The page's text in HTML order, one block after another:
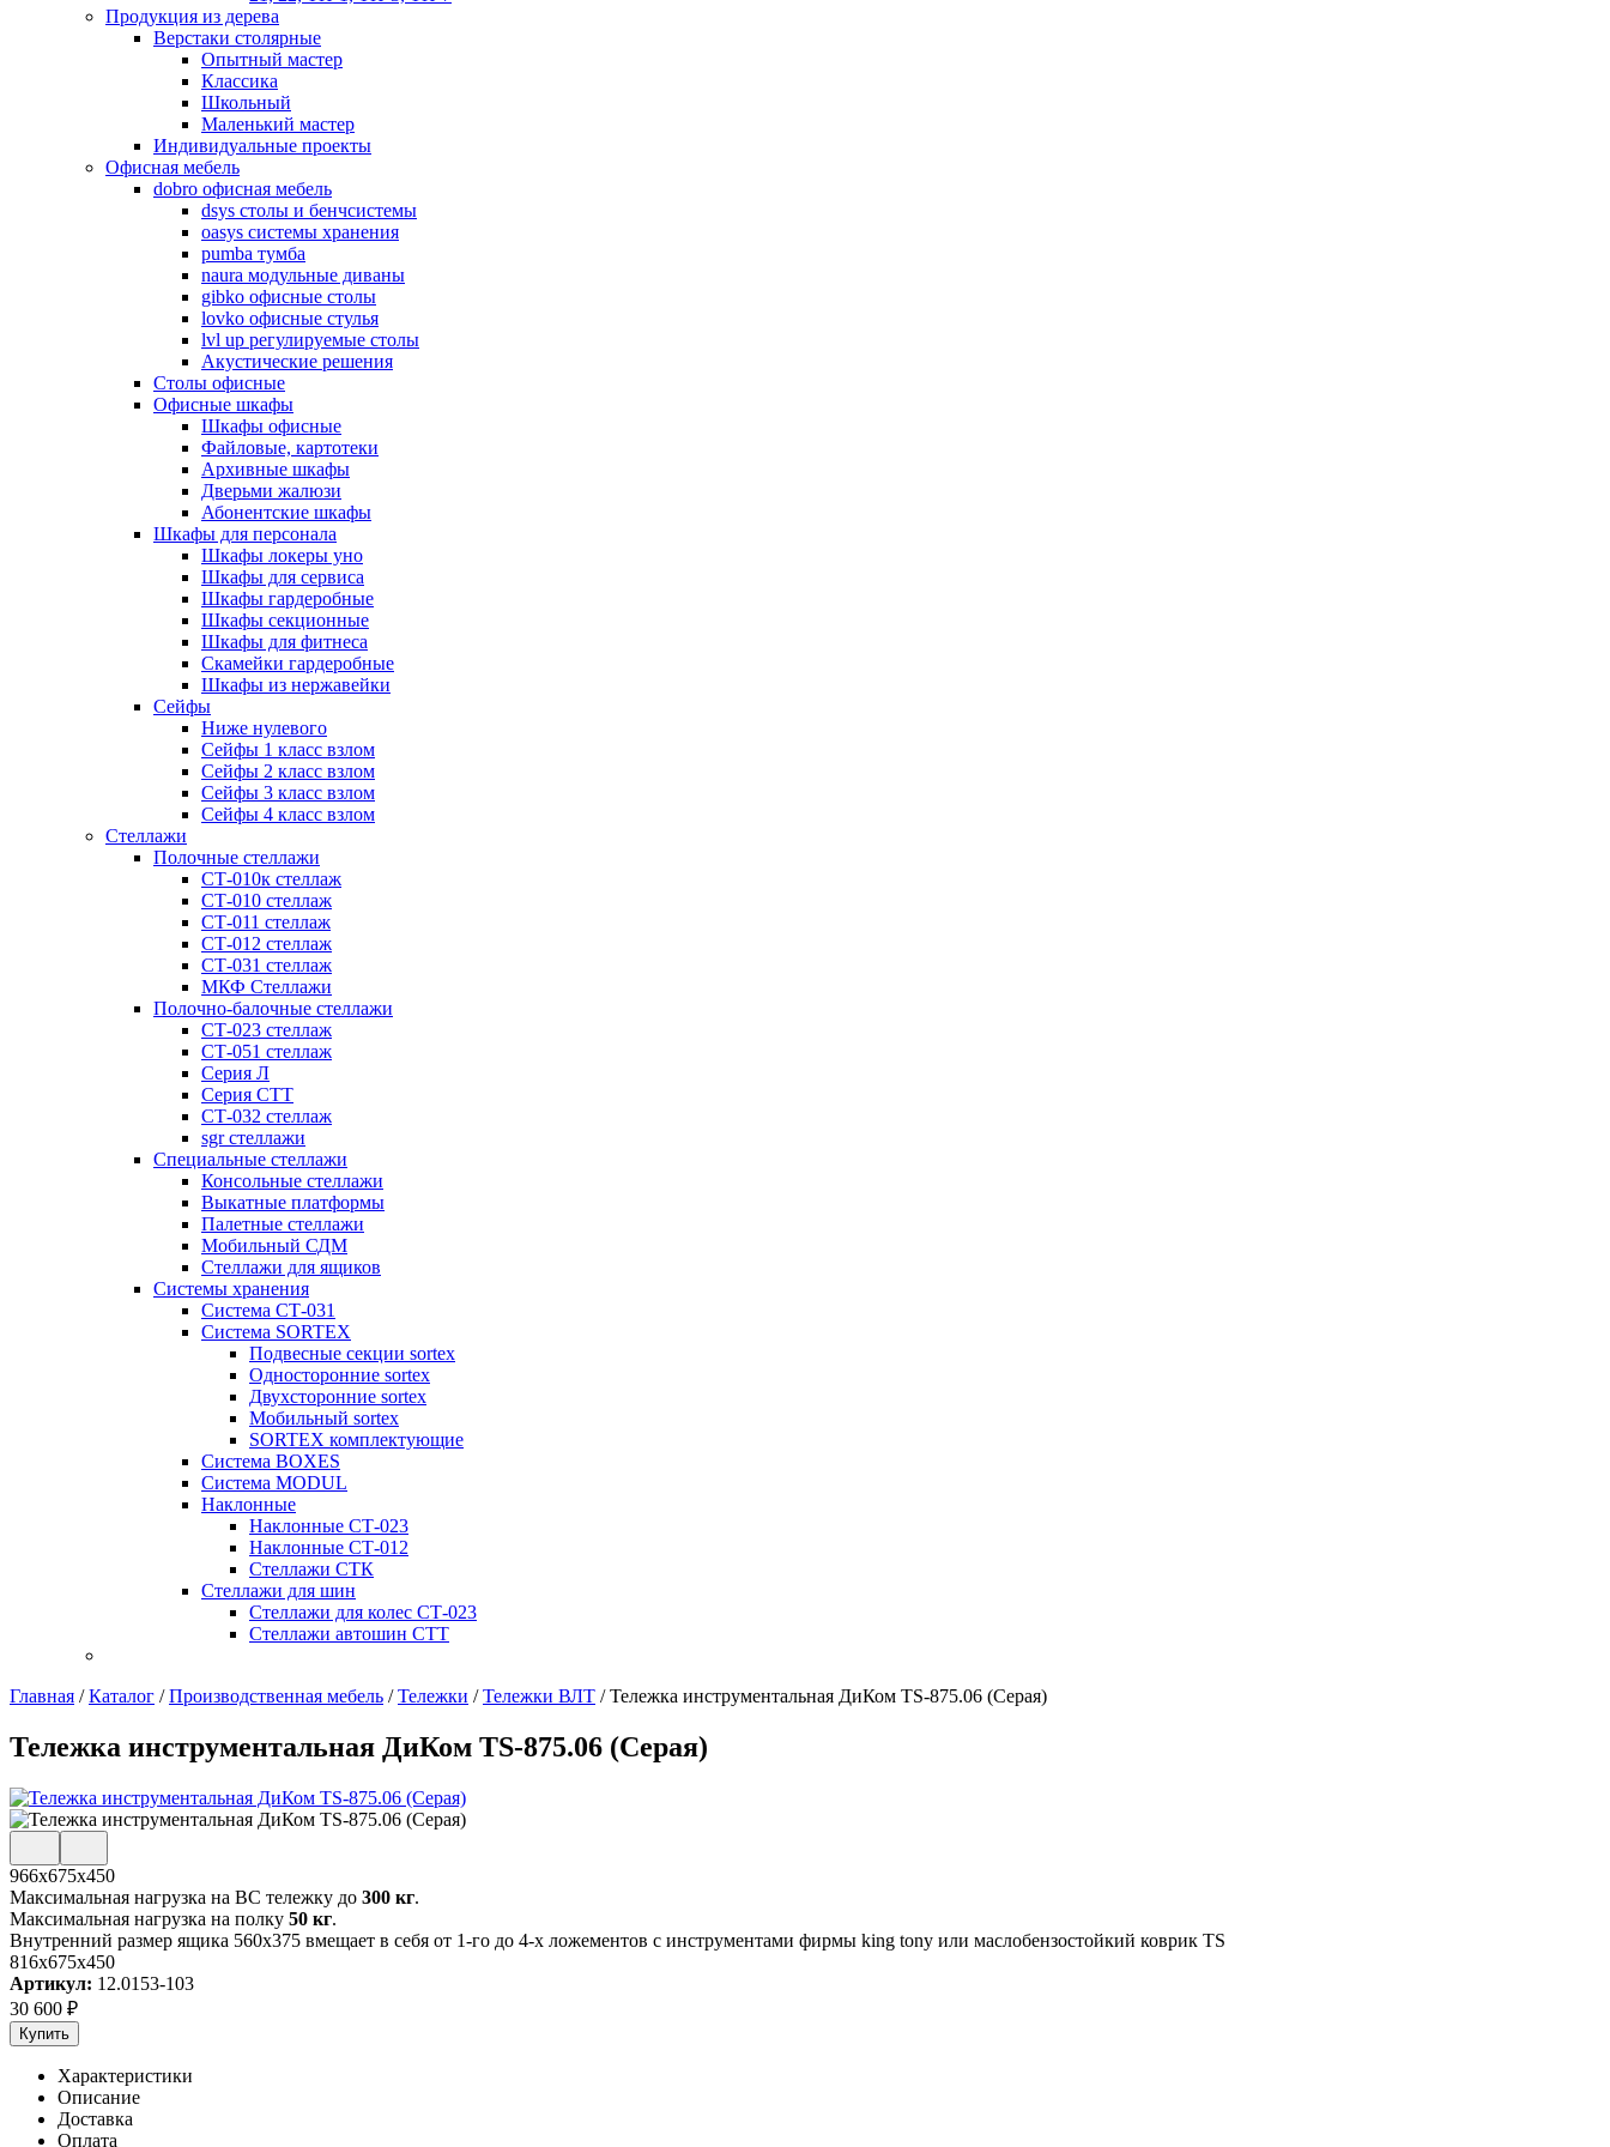
Продукция из дерева
Верстаки столярные
Опытный мастер
Классика
Школьный
Маленький мастер
Индивидуальные проекты
Офисная мебель
dobro офисная мебель
dsys столы и бенчсистемы
oasys системы хранения
pumba тумба
naura модульные диваны
gibko офисные столы
lovko офисные стулья
lvl up регулируемые столы
Акустические решения
Столы офисные
Офисные шкафы
Шкафы офисные
Файловые, картотеки
Архивные шкафы
Дверьми жалюзи
Абонентские шкафы
Шкафы для персонала
Шкафы локеры уно
Шкафы для сервиса
Шкафы гардеробные
Шкафы секционные
Шкафы для фитнеса
Скамейки гардеробные
Шкафы из нержавейки
Сейфы
Ниже нулевого
Сейфы 1 класс взлом
Сейфы 2 класс взлом
Сейфы 3 класс взлом
Сейфы 4 класс взлом
Стеллажи
Полочные стеллажи
СТ-010к стеллаж
СТ-010 стеллаж
СТ-011 стеллаж
СТ-012 стеллаж
СТ-031 стеллаж
МКФ Стеллажи
Полочно-балочные стеллажи
СТ-023 стеллаж
СТ-051 стеллаж
Серия Л
Серия СТТ
СТ-032 стеллаж
sgr стеллажи
Специальные стеллажи
Консольные стеллажи
Выкатные платформы
Палетные стеллажи
Мобильный СДМ
Стеллажи для ящиков
Системы хранения
Система СТ-031
Система SORTEX
Подвесные секции sortex
Односторонние sortex
Двухсторонние sortex
Мобильный sortex
SORTEX комплектующие
Система BOXES
Система MODUL
Наклонные
Наклонные СТ-023
Наклонные СТ-012
Стеллажи СТК
Стеллажи для шин
Стеллажи для колес СТ-023
Стеллажи автошин СТТ
Главная /Каталог /Производственная мебель /Тележки /Тележки ВЛТ /Тележка инструментальная ДиКом TS-875.06 (Серая)
Тележка инструментальная ДиКом TS-875.06 (Серая)
966х675х450
Максимальная нагрузка на ВС тележку до 300 кг.
Максимальная нагрузка на полку 50 кг.
Внутренний размер ящика 560х375 вмещает в себя от 1-го до 4-х ложементов с инструментами фирмы king tony или маслобензостойкий коврик TS
816x675x450
Артикул: 12.0153-103
30 600 ₽
Купить
Характеристики
Описание
Доставка
Оплата